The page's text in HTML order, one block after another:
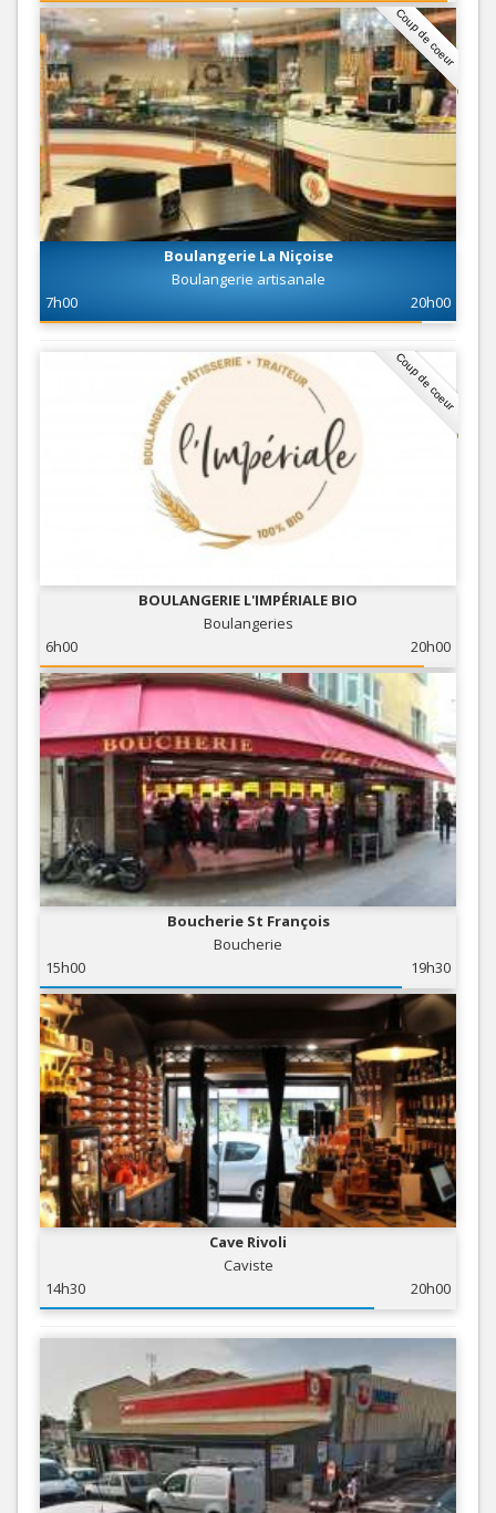
Coup de coeur
Boulangerie La Niçoise
Boulangerie artisanale
7h00
20h00
Coup de coeur
BOULANGERIE L'IMPÉRIALE BIO
Boulangeries
6h00
20h00
Boucherie St François
Boucherie
15h00
19h30
Cave Rivoli
Caviste
14h30
20h00